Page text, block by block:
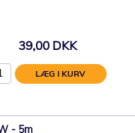
39,00 DKK
LÆG I KURV
- 5m